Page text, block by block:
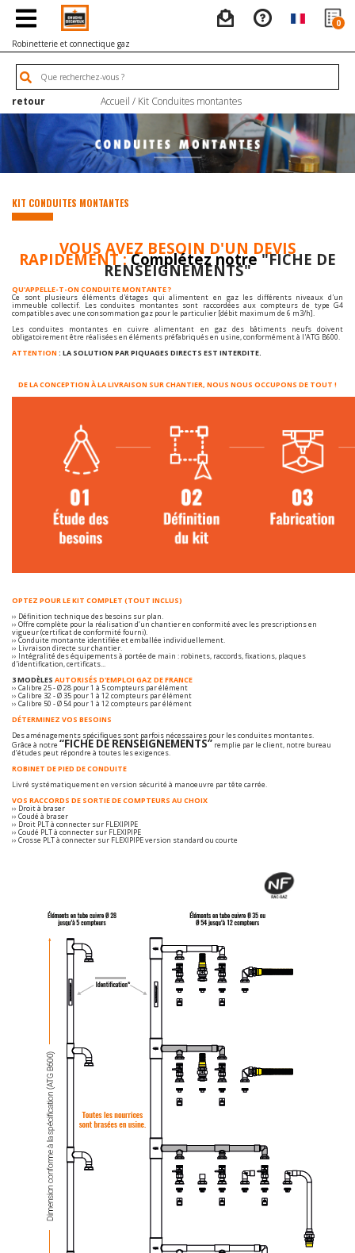
0
Robinetterie et connectique gaz
retour Accueil / Kit Conduites montantes
KIT CONDUITES MONTANTES
VOUS AVEZ BESOIN D'UN DEVIS
RAPIDEMENT :Complétez notre"FICHE DE
RENSEIGNEMENTS"
QU'APPELLE-T-ON CONDUITE MONTANTE ?
Ce sont plusieurs éléments d'étages qui alimentent en gaz les différents niveaux d'un
immeuble collectif. Les conduites montantes sont raccordées aux compteurs de type G4
compatibles avec une consommation gaz pour le particulier [débit maximum de 6 m3/h].
Les conduites montantes en cuivre alimentant en gaz des bâtiments neufs doivent
obligatoirement être réalisées en éléments préfabriqués en usine, conformément à l'ATG B600.
ATTENTION : LA SOLUTION PAR PIQUAGES DIRECTS EST INTERDITE.
DE LA CONCEPTION À LA LIVRAISON SUR CHANTIER, NOUS NOUS OCCUPONS DE TOUT !
OPTEZ POUR LE KIT COMPLET (TOUT INCLUS)
›› Définition technique des besoins sur plan.
›› Offre complète pour la réalisation d’un chantier en conformité avec les prescriptions en
vigueur (certificat de conformité fourni).
›› Conduite montante identifiée et emballée individuellement.
›› Livraison directe sur chantier.
›› Intégralité des équipements à portée de main : robinets, raccords, fixations, plaques
d'identification, certificats...
3 MODÈLES AUTORISÉS D'EMPLOI GAZ DE FRANCE
›› Calibre 25 - Ø 28 pour 1 à 5 compteurs par élément
›› Calibre 32 - Ø 35 pour 1 à 12 compteurs par élément
›› Calibre 50 - Ø 54 pour 1 à 12 compteurs par élément
DÉTERMINEZ VOS BESOINS
Des aménagements spécifiques sont parfois nécessaires pour les conduites montantes.
Grâce à notre “FICHE DE RENSEIGNEMENTS” remplie par le client, notre bureau
d’études peut répondre à toutes les exigences.
ROBINET DE PIED DE CONDUITE
Livré systématiquement en version sécurité à manoeuvre par tête carrée.
VOS RACCORDS DE SORTIE DE COMPTEURS AU CHOIX
›› Droit à braser
›› Coudé à braser
›› Droit PLT à connecter sur FLEXIPIPE
›› Coudé PLT à connecter sur FLEXIPIPE
›› Crosse PLT à connecter sur FLEXIPIPE version standard ou courte